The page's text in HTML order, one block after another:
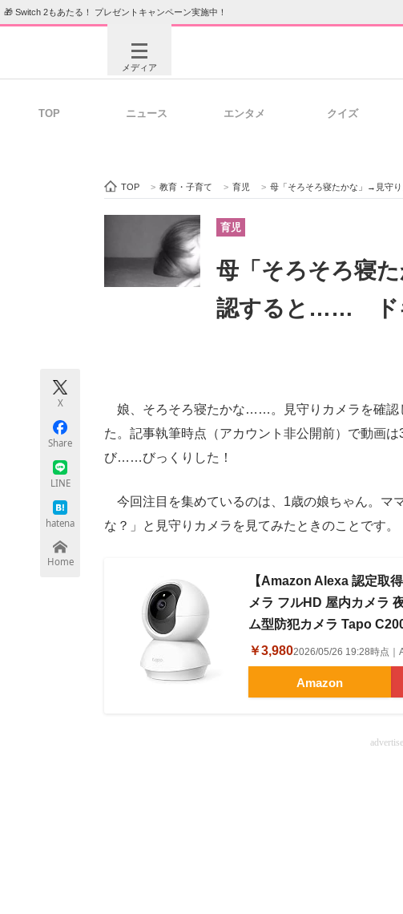
🎁 Switch 2もあたる！ プレゼントキャンペーン実施中！
メディア
ビジネスと働き方のヒント
ITエンジニア向け専門サイト
TOP ニュース エンタメ クイズ
TOP > 教育・子育て > 育児 > 母「そろそろ寝たかな」→見守
育児
母「そろそろ寝
認すると…… ド
X
Share
LINE
hatena
Home
娘、そろそろ寝たかな……。見守りカメラを確認
た。記事執筆時点（アカウント非公開前）で動画は
び……びっくりした！
今回注目を集めているのは、1歳の娘ちゃん。マ
な？」と見守りカメラを見てみたときのことです。
【Amazon Alexa 認定取
メラ フルHD 屋内カメラ
ム型防犯カメラ Tapo
￥3,9802026/05/26 19:28時点｜
Amazon